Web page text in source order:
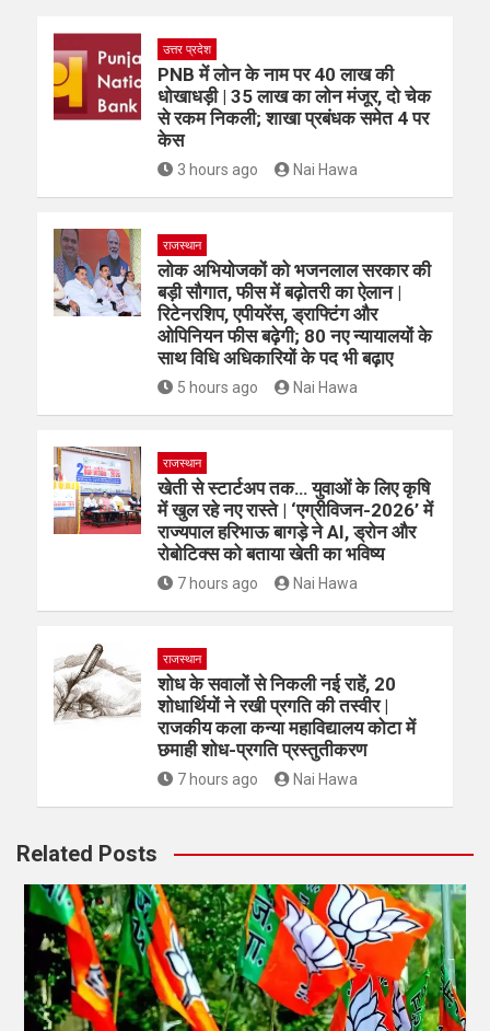
उत्तर प्रदेश
PNB में लोन के नाम पर 40 लाख की
धोखाधड़ी | 35 लाख का लोन मंजूर, दो चेक
से रकम निकली; शाखा प्रबंधक समेत 4 पर
केस
3 hours ago Nai Hawa
राजस्थान
लोक अभियोजकों को भजनलाल सरकार की
बड़ी सौगात, फीस में बढ़ोतरी का ऐलान |
रिटेनरशिप, एपीयरेंस, ड्राफ्टिंग और
ओपिनियन फीस बढ़ेगी; 80 नए न्यायालयों के
साथ विधि अधिकारियों के पद भी बढ़ाए
5 hours ago Nai Hawa
राजस्थान
खेती से स्टार्टअप तक… युवाओं के लिए कृषि
में खुल रहे नए रास्ते | ‘एग्रीविजन-2026’ में
राज्यपाल हरिभाऊ बागड़े ने AI, ड्रोन और
रोबोटिक्स को बताया खेती का भविष्य
7 hours ago Nai Hawa
राजस्थान
शोध के सवालों से निकली नई राहें, 20
शोधार्थियों ने रखी प्रगति की तस्वीर |
राजकीय कला कन्या महाविद्यालय कोटा में
छमाही शोध-प्रगति प्रस्तुतीकरण
7 hours ago Nai Hawa
Related Posts